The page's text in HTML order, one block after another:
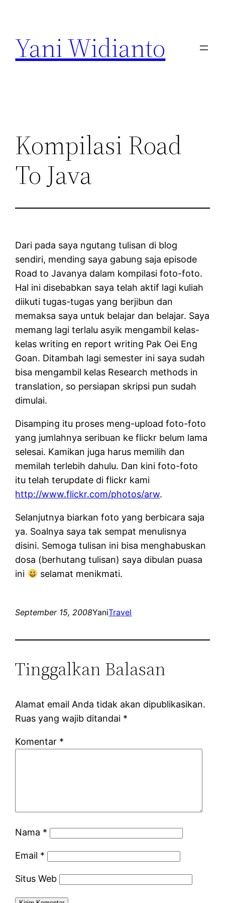
konten
Yani Widianto
Kompilasi Road
To Java
Dari pada saya ngutang tulisan di blog
sendiri, mending saya gabung saja episode
Road to Javanya dalam kompilasi foto-foto.
Hal ini disebabkan saya telah aktif lagi kuliah
diikuti tugas-tugas yang berjibun dan
memaksa saya untuk belajar dan belajar. Saya
memang lagi terlalu asyik mengambil kelas-
kelas writing en report writing Pak Oei Eng
Goan. Ditambah lagi semester ini saya sudah
bisa mengambil kelas Research methods in
translation, so persiapan skripsi pun sudah
dimulai.
Disamping itu proses meng-upload foto-foto
yang jumlahnya seribuan ke flickr belum lama
selesai. Kamikan juga harus memilih dan
memilah terlebih dahulu. Dan kini foto-foto
itu telah terupdate di flickr kami
http://www.flickr.com/photos/arw.
Selanjutnya biarkan foto yang berbicara saja
ya. Soalnya saya tak sempat menulisnya
disini. Semoga tulisan ini bisa menghabuskan
dosa (berhutang tulisan) saya dibulan puasa
ini
selamat menikmati.
September 15, 2008YaniTravel
Tinggalkan Balasan
Alamat email Anda tidak akan dipublikasikan.
Ruas yang wajib ditandai *
Komentar *
Nama *
Email *
Situs Web